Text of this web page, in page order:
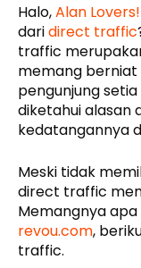
Halo,Alan Lovers!
daridirect traffic
traffic
memang berniat
pengunjung
diketahui alasan
kedatangannya
Meski tidak
direct traffic
Memangnya apa
revou.com,
traffic.